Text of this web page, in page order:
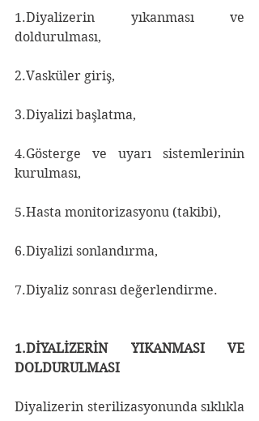
1.Diyalizerin yıkanması ve
doldurulması,
2.Vasküler giriş,
3.Diyalizi başlatma,
4.Gösterge ve uyarı sistemlerinin
kurulması,
5.Hasta monitorizasyonu (takibi),
6.Diyalizi sonlandırma,
7.Diyaliz sonrası değerlendirme.
1.DİYALİZERİN YIKANMASI VE
DOLDURULMASI
Diyalizerin sterilizasyonunda sıklıkla